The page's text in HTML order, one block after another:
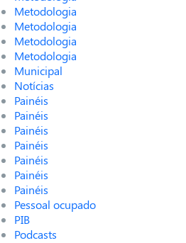
Metodologia
Metodologia
Metodologia
Metodologia
Municipal
Notícias
Painéis
Painéis
Painéis
Painéis
Painéis
Painéis
Painéis
Pessoal ocupado
PIB
Podcasts